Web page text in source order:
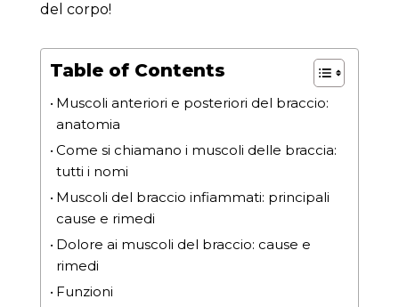
del corpo!
Table of Contents
Muscoli anteriori e posteriori del braccio:
anatomia
Come si chiamano i muscoli delle braccia:
tutti i nomi
Muscoli del braccio infiammati: principali
cause e rimedi
Dolore ai muscoli del braccio: cause e
rimedi
Funzioni